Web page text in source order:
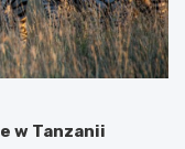
w Tanzanii